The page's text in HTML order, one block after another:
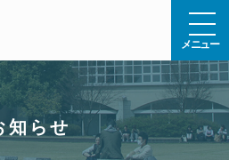
キップして本文へ移動します
メニュー
知らせ